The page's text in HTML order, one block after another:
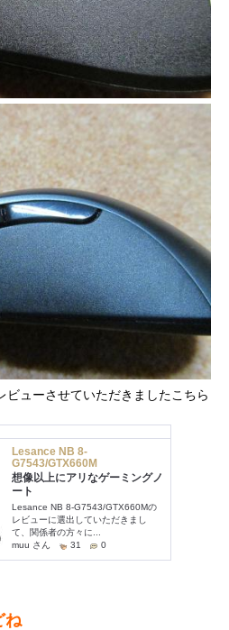
ビューさせていただきましたこちら
ね